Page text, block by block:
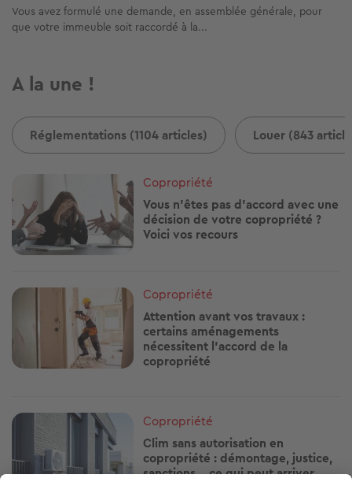
Vous avez formulé une demande, en assemblée générale, pour
que votre immeuble soit raccordé à la...
A la une !
Réglementations (1104 articles) Louer (843
Image
Copropriété
Vous n'êtes pas d'accord avec une
décision de votre copropriété ?
Voici vos recours
Image
Copropriété
Attention avant vos travaux :
certains aménagements
nécessitent l'accord de la
copropriété
Image
Copropriété
Clim sans autorisation en
copropriété : démontage, justice,
sanctions… ce qui peut arriver